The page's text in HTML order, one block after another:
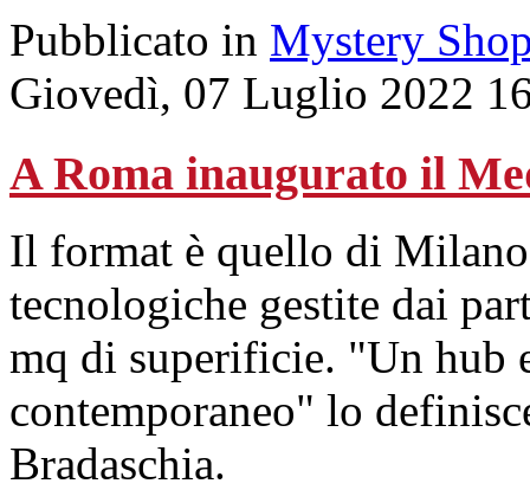
Pubblicato in Mystery
Giovedì, 07 Luglio 2022
A Roma inaugurato il
Il format è quello di
tecnologiche gestite dai
mq di superificie. "Un hub
contemporaneo" lo
Bradaschia.